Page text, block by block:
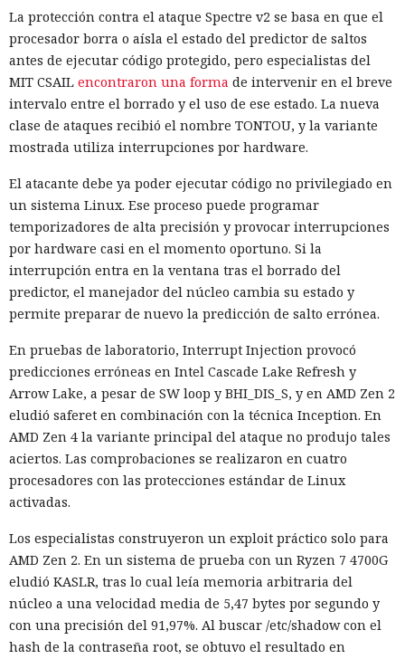
La protección contra el ataque Spectre v2 se basa en que el
procesador borra o aísla el estado del predictor de saltos
antes de ejecutar código protegido, pero especialistas del
MIT CSAIL encontraron una forma de intervenir en el breve
intervalo entre el borrado y el uso de ese estado. La nueva
clase de ataques recibió el nombre TONTOU, y la variante
mostrada utiliza interrupciones por hardware.
El atacante debe ya poder ejecutar código no privilegiado en
un sistema Linux. Ese proceso puede programar
temporizadores de alta precisión y provocar interrupciones
por hardware casi en el momento oportuno. Si la
interrupción entra en la ventana tras el borrado del
predictor, el manejador del núcleo cambia su estado y
permite preparar de nuevo la predicción de salto errónea.
En pruebas de laboratorio, Interrupt Injection provocó
predicciones erróneas en Intel Cascade Lake Refresh y
Arrow Lake, a pesar de SW loop y BHI_DIS_S, y en AMD Zen 2
eludió saferet en combinación con la técnica Inception. En
AMD Zen 4 la variante principal del ataque no produjo tales
aciertos. Las comprobaciones se realizaron en cuatro
procesadores con las protecciones estándar de Linux
activadas.
Los especialistas construyeron un exploit práctico solo para
AMD Zen 2. En un sistema de prueba con un Ryzen 7 4700G
eludió KASLR, tras lo cual leía memoria arbitraria del
núcleo a una velocidad media de 5,47 bytes por segundo y
con una precisión del 91,97%. Al buscar /etc/shadow con el
hash de la contraseña root, se obtuvo el resultado en